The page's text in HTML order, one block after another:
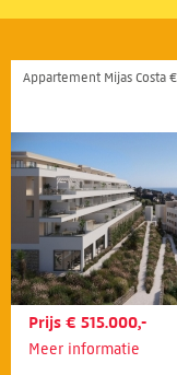
Appartement Mijas Costa €
Prijs € 515.000,-
Meer informatie